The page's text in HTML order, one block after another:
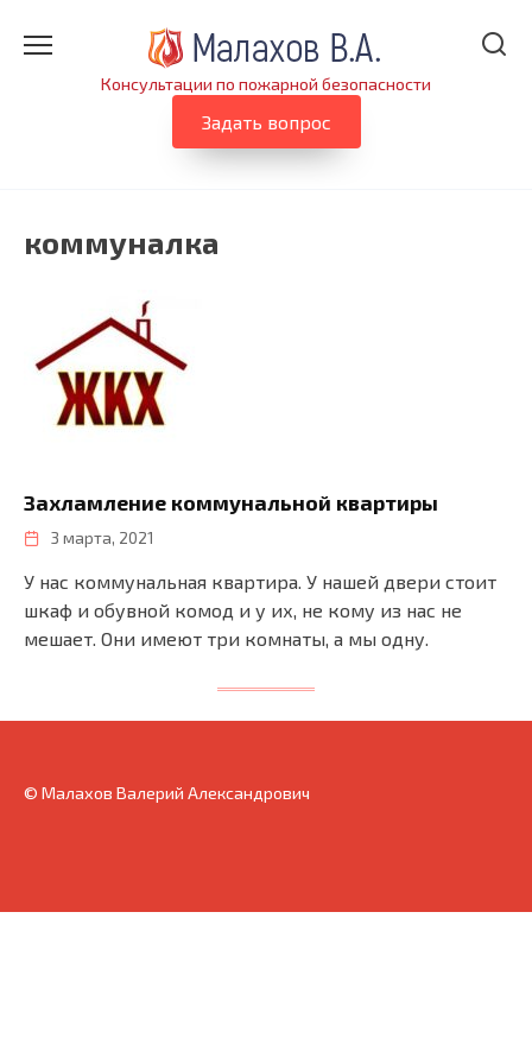
Консультации по пожарной безопасности
Задать вопрос
коммуналка
Захламление коммунальной квартиры
3 марта, 2021
У нас коммунальная квартира. У нашей двери стоит
шкаф и обувной комод и у их, не кому из нас не
мешает. Они имеют три комнаты, а мы одну.
© Малахов Валерий Александрович